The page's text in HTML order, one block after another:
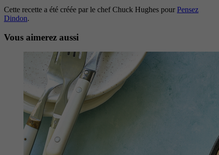
Cette recette a été créée par le chef Chuck Hughes pour Pensez
Dindon.
Vous aimerez aussi